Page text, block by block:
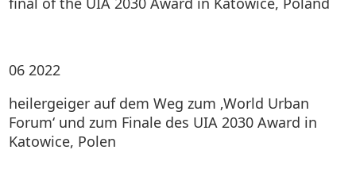
06 2022
heilergeiger auf dem Weg zum ‚World Urban
Forum‘ und zum Finale des UIA 2030 Award in
Katowice, Polen